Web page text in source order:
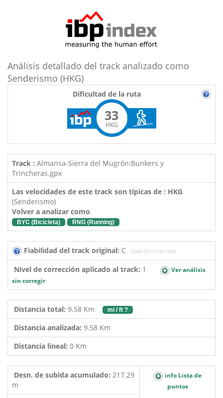
Análisis detallado del track analizado como
Senderismo (HKG)
Dificultad de la ruta
33
HKG
Track : Almansa-Sierra del Mugrón:Bunkers y
Trincheras.gpx
Las velocidades de este track son típicas de : HKG
(Senderismo)
Volver a analizar como
BYC (Bicicleta) RNG (Running)
Fiabilidad del track original: C (244/51/1/16/-/68)
Nivel de corrección aplicado al track: 1
Ver análisis
sin corregir
Distancia total: 9.58 Km mi / ft ?
Distancia analizada: 9.58 Km
Distancia lineal: 0 Km
Desn. de subida acumulado: 217.29
m
info Lista de
puntos